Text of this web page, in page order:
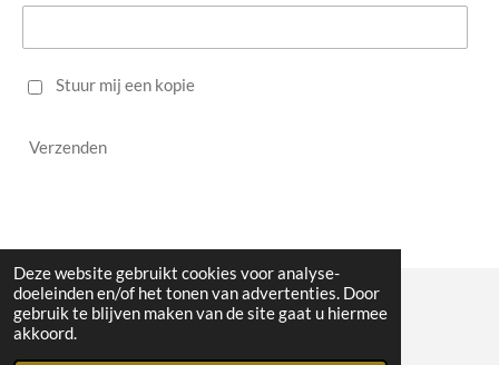
Deze website gebruikt cookies voor analyse-
doeleinden en/of het tonen van advertenties. Door
gebruik te blijven maken van de site gaat u hiermee
akkoord.
Stuur mij een kopie
Verzenden
© 2023 - 2026 WW Midwest